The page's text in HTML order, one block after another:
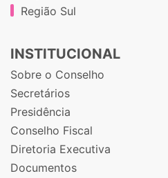
Região Sul
INSTITUCIONAL
Sobre o Conselho
Secretários
Presidência
Conselho Fiscal
Diretoria Executiva
Documentos